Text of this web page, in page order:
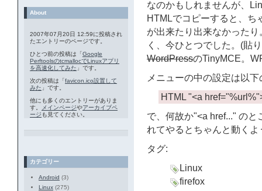
なのかもしれませんが、
HTMLでコピーすると、ち
が出来たり出来なかった
く、今ひとつでした。(貼
WordPressのTinyMCE。
メニューの中の設定は以
HTML "<a
で、何故か"<a href..." の
れてやるとちゃんと動くよ
タグ:
Linux
firefox
About
2007年07月20日 12:59に投稿され
たエントリーのページです。
ひとつ前の投稿は「Google
PerftoolsのtcmallocでLinuxアプリ
を高速化してみた 」です。
次の投稿は「favicon.ico設置して
みた 」です。
他にも多くのエントリーがありま
す。
メインページやアーカイブペ
ージ も見てください。
カテゴリー
Android (3)
Linux (275)